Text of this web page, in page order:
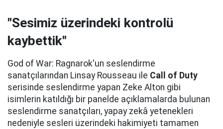
"Sesimiz üzerindeki kontrolü
kaybettik"
God of War: Ragnarok'un seslendirme
sanatçılarından Linsay Rousseau ile Call of Duty
serisinde seslendirme yapan Zeke Alton gibi
isimlerin katıldığı bir panelde açıklamalarda bulunan
seslendirme sanatçıları, yapay zekâ yetenekleri
nedeniyle sesleri üzerindeki hakimiyeti tamamen